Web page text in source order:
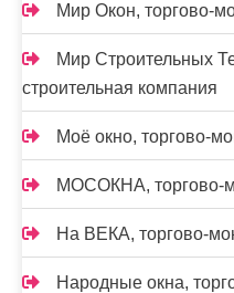
Мир Окон, торгово-
Мир Строительных
строительная компания
Моё окно, торгово-
МОСОКНА, торгово-
На ВЕКА, торгово-
Народные окна,